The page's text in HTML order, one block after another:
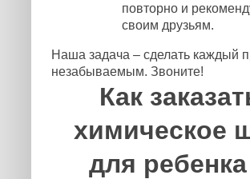
повторно и
своим друзьям.
Наша задача – сделать каждый
незабываемым. Звоните!
Как
химическое
для